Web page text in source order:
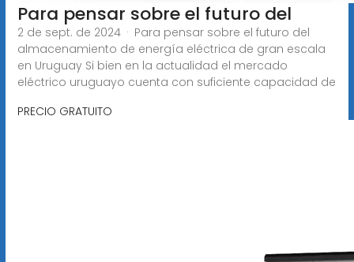
Para pensar sobre el futuro del
2 de sept. de 2024 · Para pensar sobre el futuro del
almacenamiento de energía eléctrica de gran escala
en Uruguay Si bien en la actualidad el mercado
eléctrico uruguayo cuenta con suficiente capacidad de
PRECIO GRATUITO